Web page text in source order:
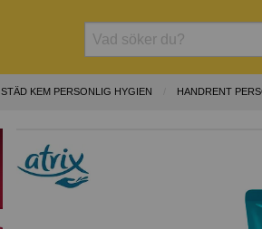
STÄD KEM PERSONLIG HYGIEN HANDRENT